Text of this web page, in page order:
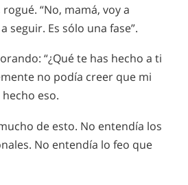
“No, mamá, voy a
seguir. Es sólo una fase”.
“¿Qué te has hecho a ti
no podía creer que mi
eso.
de esto. No entendía los
No entendía lo feo que